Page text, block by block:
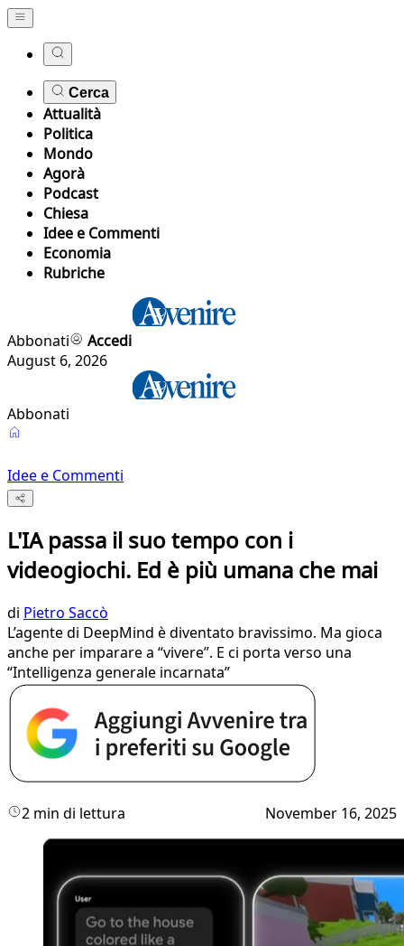
Cerca
Attualità
Politica
Mondo
Agorà
Podcast
Chiesa
Idee e Commenti
Economia
Rubriche
Abbonati
Accedi
August 6, 2026
Abbonati
Idee e Commenti
L'IA passa il suo tempo con i
videogiochi. Ed è più umana che mai
di Pietro Saccò
L’agente di DeepMind è diventato bravissimo. Ma gioca
anche per imparare a “vivere”. E ci porta verso una
“Intelligenza generale incarnata”
2 min di lettura November 16, 2025